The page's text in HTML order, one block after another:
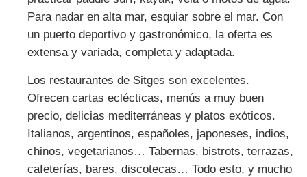
Para nadar en alta mar, esquiar sobre el mar. Con
un puerto deportivo y gastronómico, la oferta es
extensa y variada, completa y adaptada.
Los restaurantes de Sitges son excelentes.
Ofrecen cartas eclécticas, menús a muy buen
precio, delicias mediterráneas y platos exóticos.
Italianos, argentinos, españoles, japoneses, indios,
chinos, vegetarianos… Tabernas, bistrots, terrazas,
cafeterías, bares, discotecas… Todo esto, y mucho